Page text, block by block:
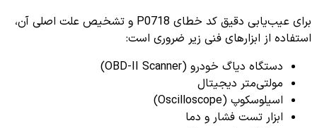
برای عیب‌یابی دقیق کد خطای P0718 و تشخیص علت اصلی آن،
استفاده از ابزارهای فنی زیر ضروری است:
دستگاه دیاگ خودرو (OBD-II Scanner)
مولتی‌متر دیجیتال
اسیلوسکوپ (Oscilloscope)
ابزار تست فشار و دما